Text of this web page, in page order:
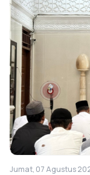
Jumat, 07 Agustus